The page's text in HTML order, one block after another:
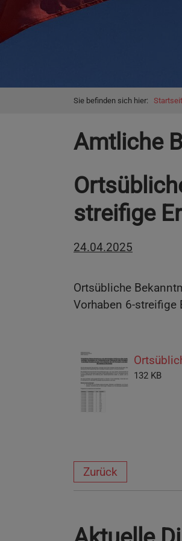
You are here:
Sie befinden sich hier:
Amtliche
streifige
24.04.2025
Ortsübliche
Vorhaben 6-streifige
132 KB
Zurück